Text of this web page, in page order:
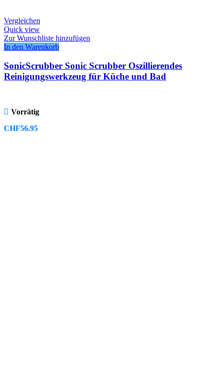
Vergleichen
Quick view
Zur Wunschliste hinzufügen
In den Warenkorb
SonicScrubber Sonic Scrubber Oszillierendes
Reinigungswerkzeug für Küche und Bad
Vorrätig
CHF56.95